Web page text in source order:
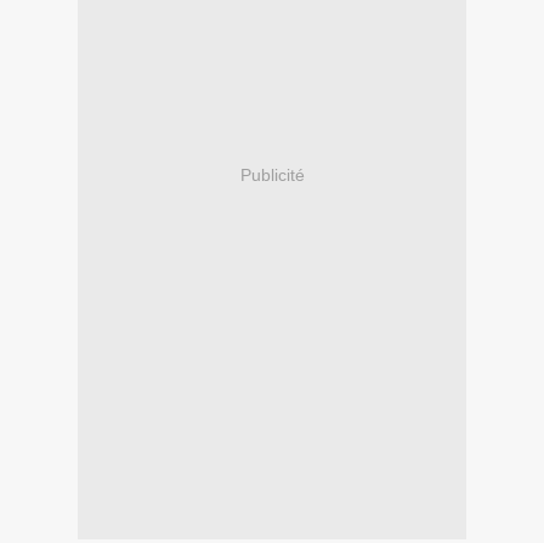
Publicité